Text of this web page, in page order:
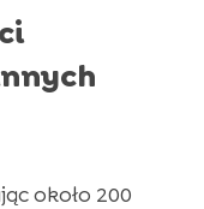
około 200